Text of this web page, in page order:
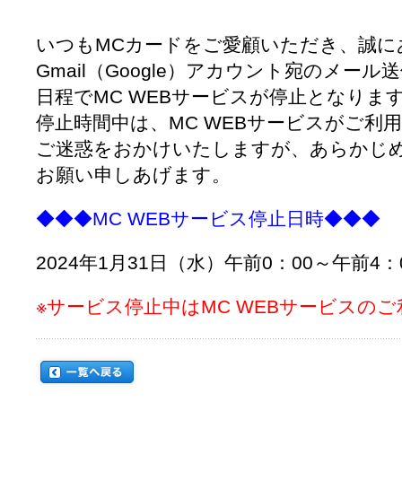
いつもMCカードをご愛顧いただき、誠
Gmail（Google）アカウント宛のメール
日程でMC WEBサービスが停止となりま
停止時間中は、MC WEBサービスがご利
ご迷惑をおかけいたしますが、あらかじ
お願い申しあげます。
◆◆◆MC WEBサービス停止日時◆◆◆
2024年1月31日（水）午前0：00～午前4
※サービス停止中はMC WEBサービスの